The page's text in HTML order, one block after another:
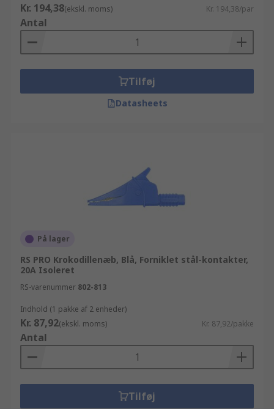
Kr. 194,38(ekskl. moms) Kr. 194,38/par
Antal
Tilføj
Datasheets
På lager
RS PRO Krokodillenæb, Blå, Forniklet stål-kontakter,
20A Isoleret
RS-varenummer 802-813
Indhold (1 pakke af 2 enheder)
Kr. 87,92(ekskl. moms) Kr. 87,92/pakke
Antal
Tilføj